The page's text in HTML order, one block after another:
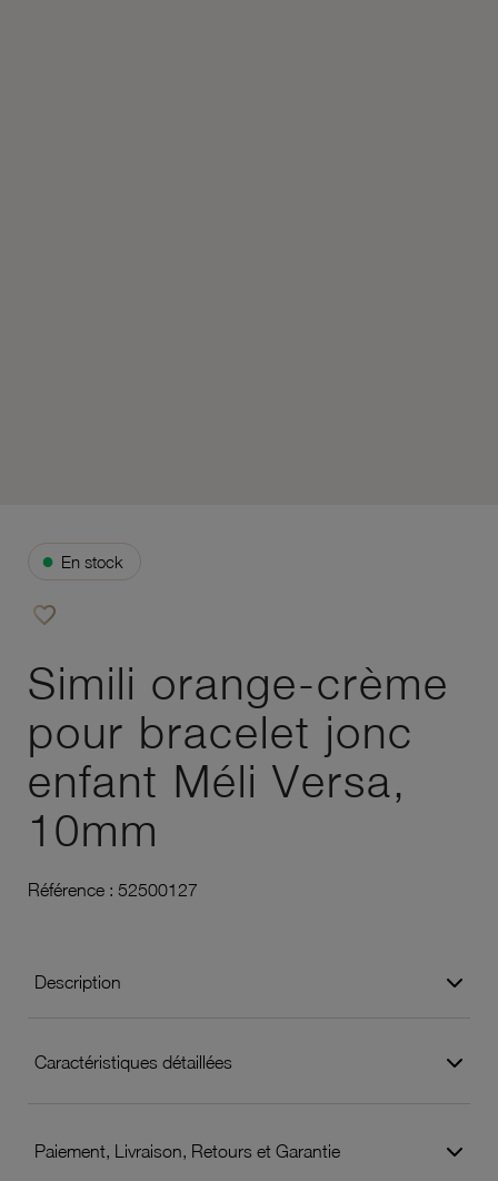
● En stock
favorite_border
Simili orange-crème
pour bracelet jonc
enfant Méli Versa,
10mm
Référence : 52500127
Description
Caractéristiques détaillées
Paiement, Livraison, Retours et Garantie